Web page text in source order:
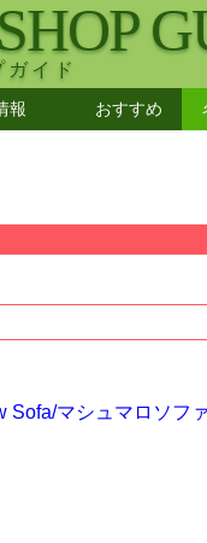
イド
報 おすすめ